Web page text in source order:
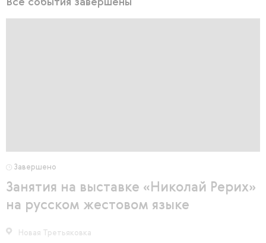
Все события завершены
Завершено
Занятия на выставке «Николай Рерих»
на русском жестовом языке
Новая Третьяковка